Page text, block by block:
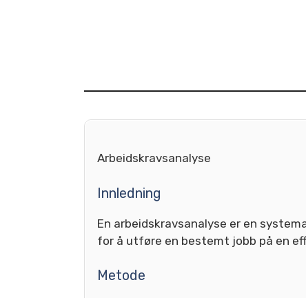
Arbeidskravsanalyse
Innledning
En arbeidskravsanalyse er en
for å utføre en bestemt jobb på en
Metode